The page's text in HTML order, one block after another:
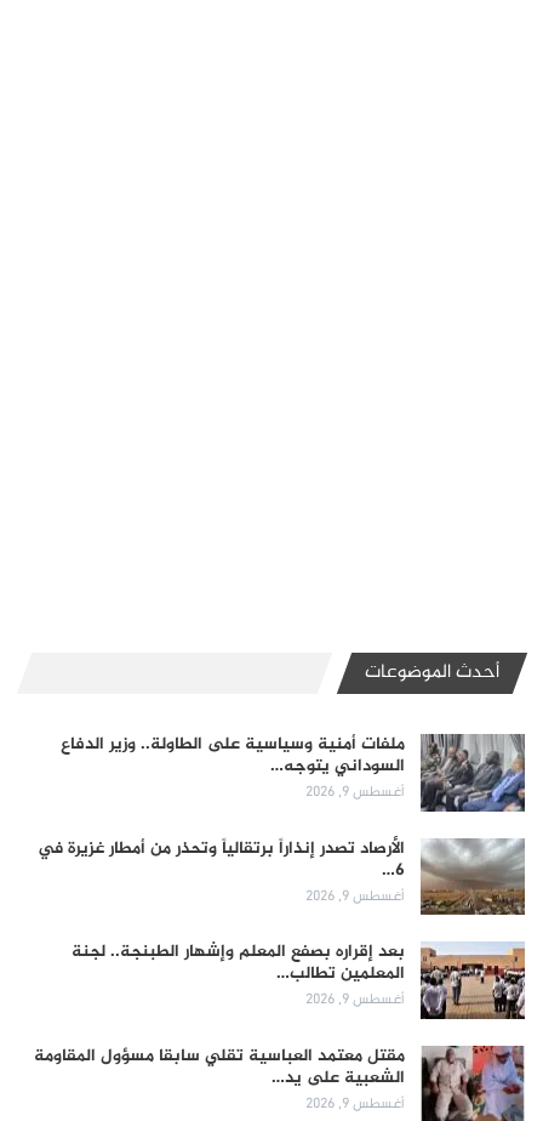
أحدث الموضوعات
ملفات أمنية وسياسية على الطاولة.. وزير الدفاع
السوداني يتوجه…
أغسطس 9, 2026
الأرصاد تصدر إنذاراً برتقالياً وتحذر من أمطار غزيرة في
6…
أغسطس 9, 2026
بعد إقراره بصفع المعلم وإشهار الطبنجة.. لجنة
المعلمين تطالب…
أغسطس 9, 2026
مقتل معتمد العباسية تقلي سابقا مسؤول المقاومة
الشعبية على يد…
أغسطس 9, 2026